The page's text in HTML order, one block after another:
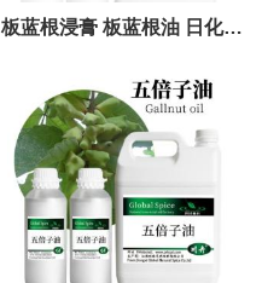
板蓝根浸膏 板蓝根油 日化原
料 植物香精香料